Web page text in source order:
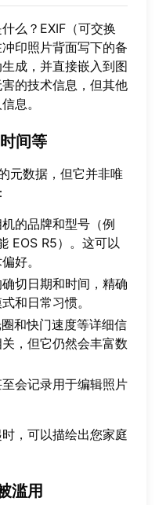
么？EXIF（可交换
印照片背面写下的备
成，并直接嵌入到图
的技术信息，但其他
息。
间等
元数据，但它并非唯
机的品牌和型号（例
EOS R5）。这可以
好。
确切日期和时间，精确
和日常习惯。
圈和快门速度等详细信
，但它仍然会丰富数
会记录用于编辑照片
，可以描绘出您家庭
滥用